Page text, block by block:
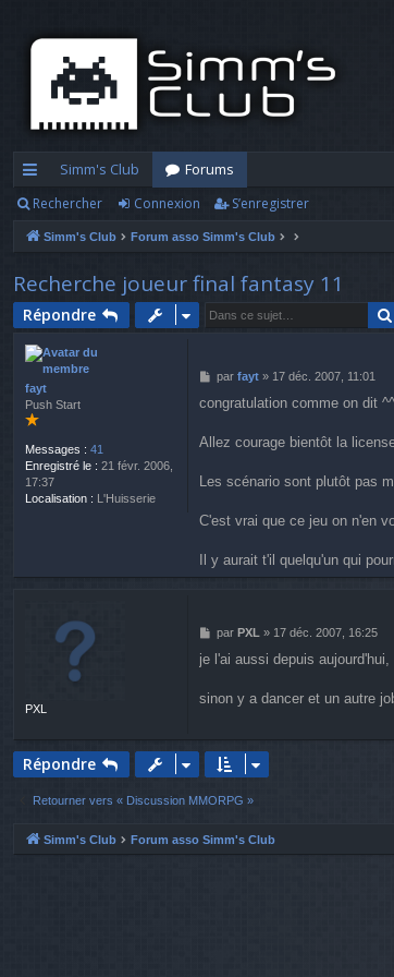
cc
ès
ra
pi
d
e
Simm's Club
Forums
Rechercher Connexion S’enregistrer
Simm's Club Forum asso Simm's Club
Recherche joueur final fantasy 11
Répondre
fayt
Push Start
Messages : 41
Enregistré le : 21 févr. 2006,
17:37
Localisation : L'Huisserie
M
s
a
par fayt» 17 déc. 2007, 11:01
congratulation comme on dit ^^
Allez courage bientôt la
Les scénario sont plutôt pas
C'est vrai que ce jeu on n'en
Il y aurait t'il quelqu'un qui
PXL
M
s
a
par PXL » 17 déc. 2007, 16:25
je l'ai aussi depuis
sinon y a dancer et un autre
Répondre
Retourner vers « Discussion MMORPG »
Simm's Club Forum asso Simm's Club